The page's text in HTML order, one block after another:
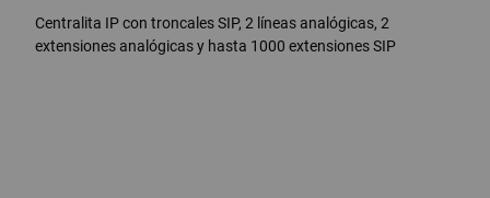
Centralita IP con troncales SIP, 2 líneas analógicas, 2
extensiones analógicas y hasta 1000 extensiones SIP